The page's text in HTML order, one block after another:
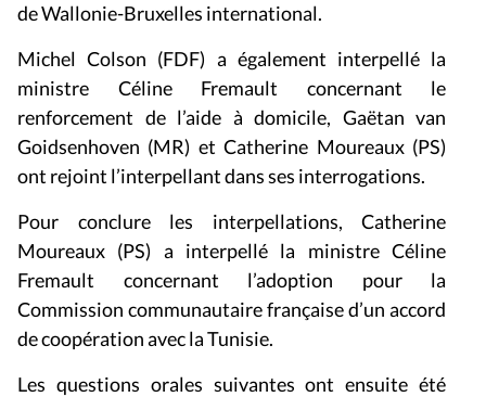
de Wallonie-Bruxelles international.
Michel Colson (FDF) a également interpellé la
ministre Céline Fremault concernant le
renforcement de l’aide à domicile, Gaëtan van
Goidsenhoven (MR) et Catherine Moureaux (PS)
ont rejoint l’interpellant dans ses interrogations.
Pour conclure les interpellations, Catherine
Moureaux (PS) a interpellé la ministre Céline
Fremault concernant l’adoption pour la
Commission communautaire française d’un accord
de coopération avec la Tunisie.
Les questions orales suivantes ont ensuite été